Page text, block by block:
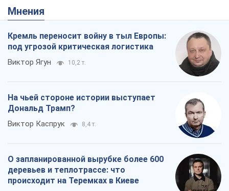
Мнения
Кремль переносит войну в тыл Европы:
под угрозой критическая логистика
Виктор Ягун 10,2 т.
На чьей стороне истории выступает
Дональд Трамп?
Виктор Каспрук 8,4 т.
О запланированной вырубке более 600
деревьев и теплотрассе: что
происходит на Теремках в Киеве